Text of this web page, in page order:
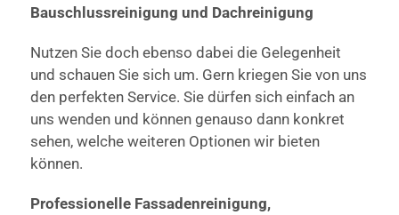
Bauschlussreinigung und Dachreinigung
Nutzen Sie doch ebenso dabei die Gelegenheit
und schauen Sie sich um. Gern kriegen Sie von uns
den perfekten Service. Sie dürfen sich einfach an
uns wenden und können genauso dann konkret
sehen, welche weiteren Optionen wir bieten
können.
Professionelle Fassadenreinigung,